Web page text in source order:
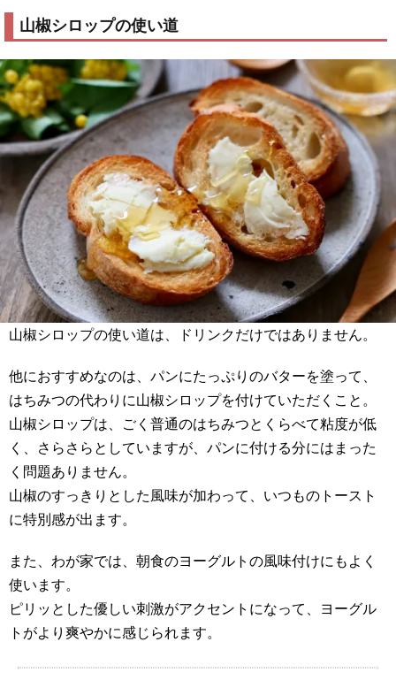
山椒シロップの使い道
山椒シロップの使い道は、ドリンクだけではありません。
他におすすめなのは、パンにたっぷりのバターを塗って、
はちみつの代わりに山椒シロップを付けていただくこと。
山椒シロップは、ごく普通のはちみつとくらべて粘度が低
く、さらさらとしていますが、パンに付ける分にはまった
く問題ありません。
山椒のすっきりとした風味が加わって、いつものトースト
に特別感が出ます。
また、わが家では、朝食のヨーグルトの風味付けにもよく
使います。
ピリッとした優しい刺激がアクセントになって、ヨーグル
トがより爽やかに感じられます。